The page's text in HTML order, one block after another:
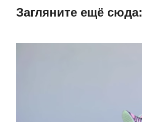
Загляните ещë сюда: